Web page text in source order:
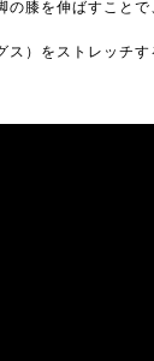
の膝を伸ばすことで
ス）をストレッチす